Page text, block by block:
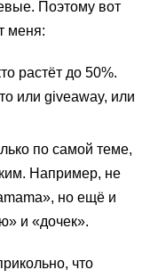
Поэтому вот
меня:
растёт до 50%.
или giveaway, или
по самой теме,
Например, не
но ещё и
и «дочек».
что